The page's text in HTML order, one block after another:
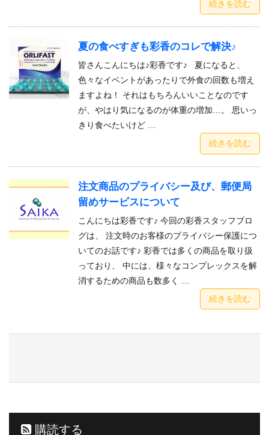
続きを読む
夏の食べすぎも彩香のコレで解決♪
皆さんこんにちは♪彩香です♪ 夏になると、
色々なイベントがあったりで外食の回数も増え
ますよね！ それはもちろんいいことなのです
が、やはり気になるのが体重の増加…。 思いっ
きり食べたいけど …
続きを読む
注文商品のプライバシー及び、郵便局
留めサービスについて
こんにちは彩香です♪ 今回の彩香スタッフブロ
グは、 注文時のお客様のプライバシー保護につ
いてのお話です♪ 彩香では多くの商品を取り扱
っており、 中には、様々なコンプレックスを解
消するための商品も数多く …
続きを読む
購読する